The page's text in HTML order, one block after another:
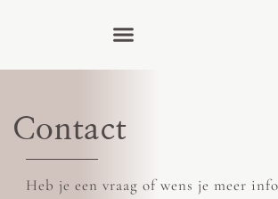
Contact
Heb je een vraag of wens je meer